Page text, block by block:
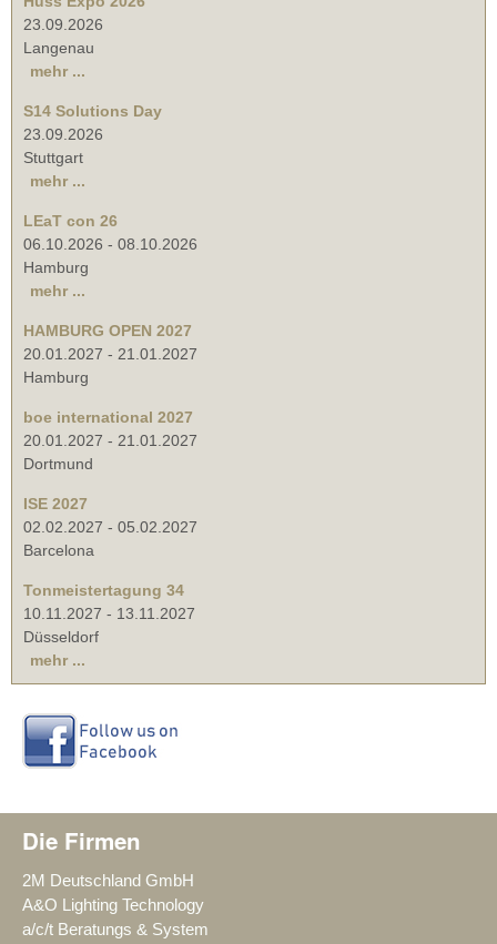
23.09.2026
Langenau
mehr ...
S14 Solutions Day
23.09.2026
Stuttgart
mehr ...
LEaT con 26
06.10.2026 - 08.10.2026
Hamburg
mehr ...
HAMBURG OPEN 2027
20.01.2027 - 21.01.2027
Hamburg
boe international 2027
20.01.2027 - 21.01.2027
Dortmund
ISE 2027
02.02.2027 - 05.02.2027
Barcelona
Tonmeistertagung 34
10.11.2027 - 13.11.2027
Düsseldorf
mehr ...
Die Firmen
2M Deutschland GmbH
A&O Lighting Technology
a/c/t Beratungs & System